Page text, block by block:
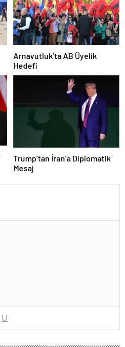
Arnavutluk’ta AB Üyelik
Hedefi
Trump’tan İran’a Diplomatik
Mesaj